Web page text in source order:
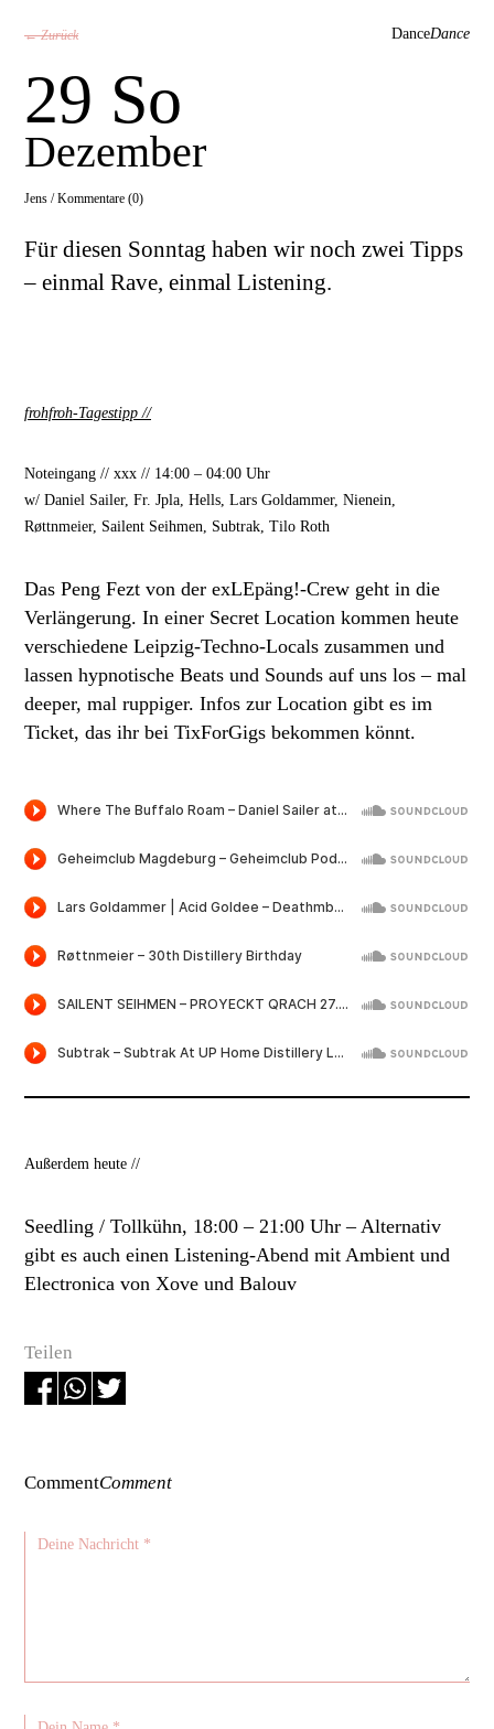
← Zurück DanceDance
Teilen
29 So
Dezember
Jens /Kommentare (0)
Für diesen Sonntag haben wir noch zwei Tipps
– einmal Rave, einmal Listening.
frohfroh-Tagestipp //
Noteingang // xxx // 14:00 – 04:00 Uhr
w/ Daniel Sailer, Fr. Jpla, Hells, Lars Goldammer, Nienein,
Røttnmeier, Sailent Seihmen, Subtrak, Tilo Roth
Das Peng Fezt von der exLEpäng!-Crew geht in die
Verlängerung. In einer Secret Location kommen heute
verschiedene Leipzig-Techno-Locals zusammen und
lassen hypnotische Beats und Sounds auf uns los – mal
deeper, mal ruppiger. Infos zur Location gibt es im
Ticket, das ihr bei TixForGigs bekommen könnt.
Außerdem heute //
Seedling / Tollkühn, 18:00 – 21:00 Uhr –Alternativ
gibt es auch einen Listening-Abend mit Ambient und
Electronica von Xove und Balouv
CommentComment